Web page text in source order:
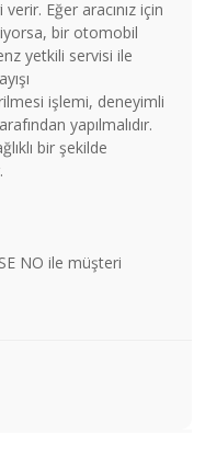
Eğer aracınız için
bir otomobil
yetkili servisi ile
işlemi, deneyimli
yapılmalıdır.
bir şekilde
NO ile müşteri